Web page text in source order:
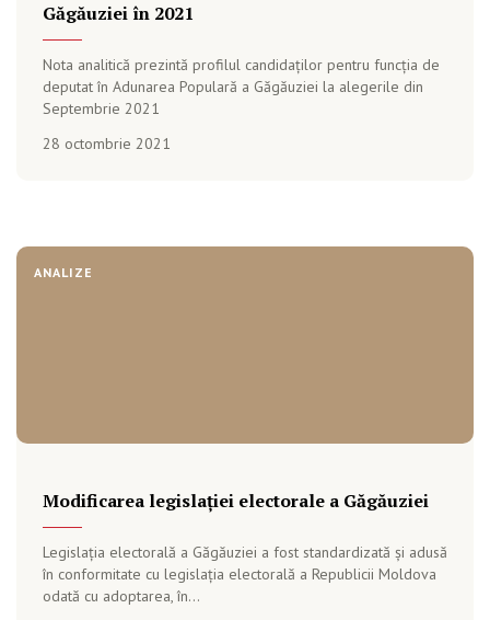
Găgăuziei în 2021
Nota analitică prezintă profilul candidaților pentru funcția de
deputat în Adunarea Populară a Găgăuziei la alegerile din
Septembrie 2021
28 octombrie 2021
ANALIZE
Modificarea legislației electorale a Găgăuziei
Legislația electorală a Găgăuziei a fost standardizată și adusă
în conformitate cu legislația electorală a Republicii Moldova
odată cu adoptarea, în...